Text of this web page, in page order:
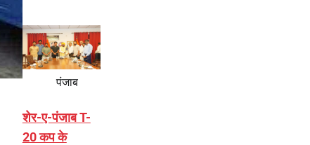
पंजाब
शेर-ए-पंजाब T-
20 कप के